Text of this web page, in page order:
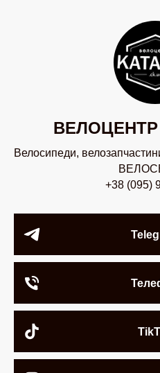
Велосипеди,
+38 (095)